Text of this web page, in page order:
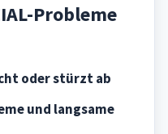
Probleme
oder stürzt ab
und langsame